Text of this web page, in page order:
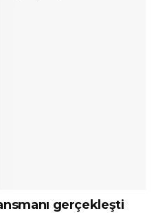
gerçekleşti